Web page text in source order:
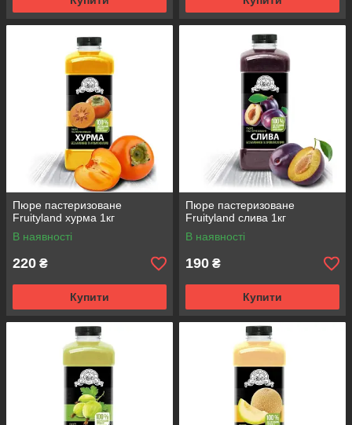
Пюре пастеризоване
Fruityland хурма 1кг
В наявності
220 ₴
Купити
Пюре пастеризоване
Fruityland слива 1кг
В наявності
190 ₴
Купити